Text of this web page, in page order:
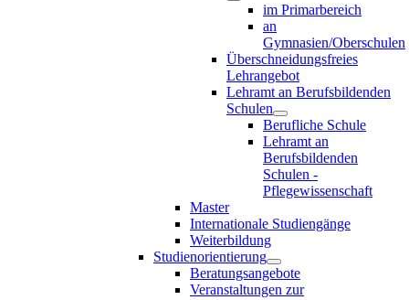
im Primarbereich
an
Gymnasien/Oberschulen
Überschneidungsfreies
Lehrangebot
Lehramt an Berufsbildenden
Schulen
Berufliche Schule
Lehramt an
Berufsbildenden
Schulen -
Pflegewissenschaft
Master
Internationale Studiengänge
Weiterbildung
Studienorientierung
Beratungsangebote
Veranstaltungen zur